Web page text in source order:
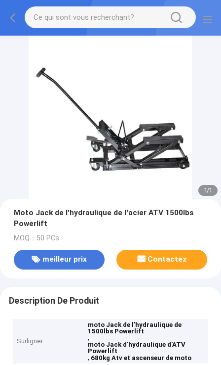
1/1
Moto Jack de l'hydraulique de l'acier ATV 1500lbs
Powerlift
MOQ：50 PCs
meilleur prix Contactez
Description De Produit
Surligner
moto Jack de l'hydraulique de
1500lbs Powerlift
,
moto Jack d'hydraulique d'ATV
Powerlift
, 680kg Atv et ascenseur de moto